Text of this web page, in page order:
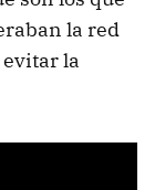
la red
la